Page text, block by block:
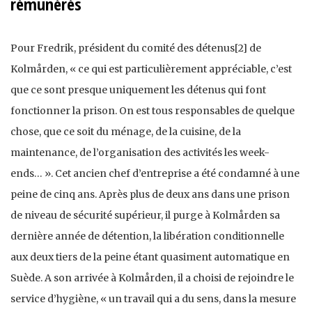
Pour Fredrik, président du comité des détenus[2] de
Kolmården, « ce qui est particulièrement appréciable, c’est
que ce sont presque uniquement les détenus qui font
fonctionner la prison. On est tous responsables de quelque
chose, que ce soit du ménage, de la cuisine, de la
maintenance, de l’organisation des activités les week-
ends… ». Cet ancien chef d’entreprise a été condamné à une
peine de cinq ans. Après plus de deux ans dans une prison
de niveau de sécurité supérieur, il purge à Kolmården sa
dernière année de détention, la libération conditionnelle
aux deux tiers de la peine étant quasiment automatique en
Suède. A son arrivée à Kolmården, il a choisi de rejoindre le
service d’hygiène, « un travail qui a du sens, dans la mesure